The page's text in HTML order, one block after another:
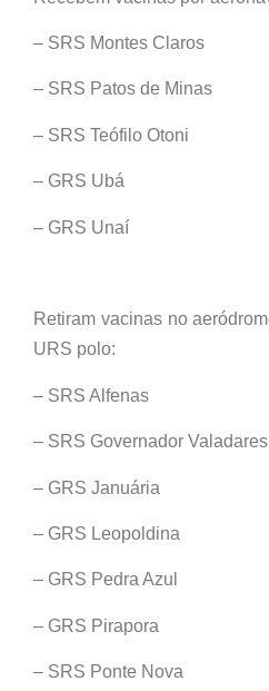
– SRS Montes Claros
– SRS Patos de Minas
– SRS Teófilo Otoni
– GRS Ubá
– GRS Unaí
Retiram vacinas no
URS polo:
– SRS Alfenas
– SRS Governador Valadares
– GRS Januária
– GRS Leopoldina
– GRS Pedra Azul
– GRS Pirapora
– SRS Ponte Nova